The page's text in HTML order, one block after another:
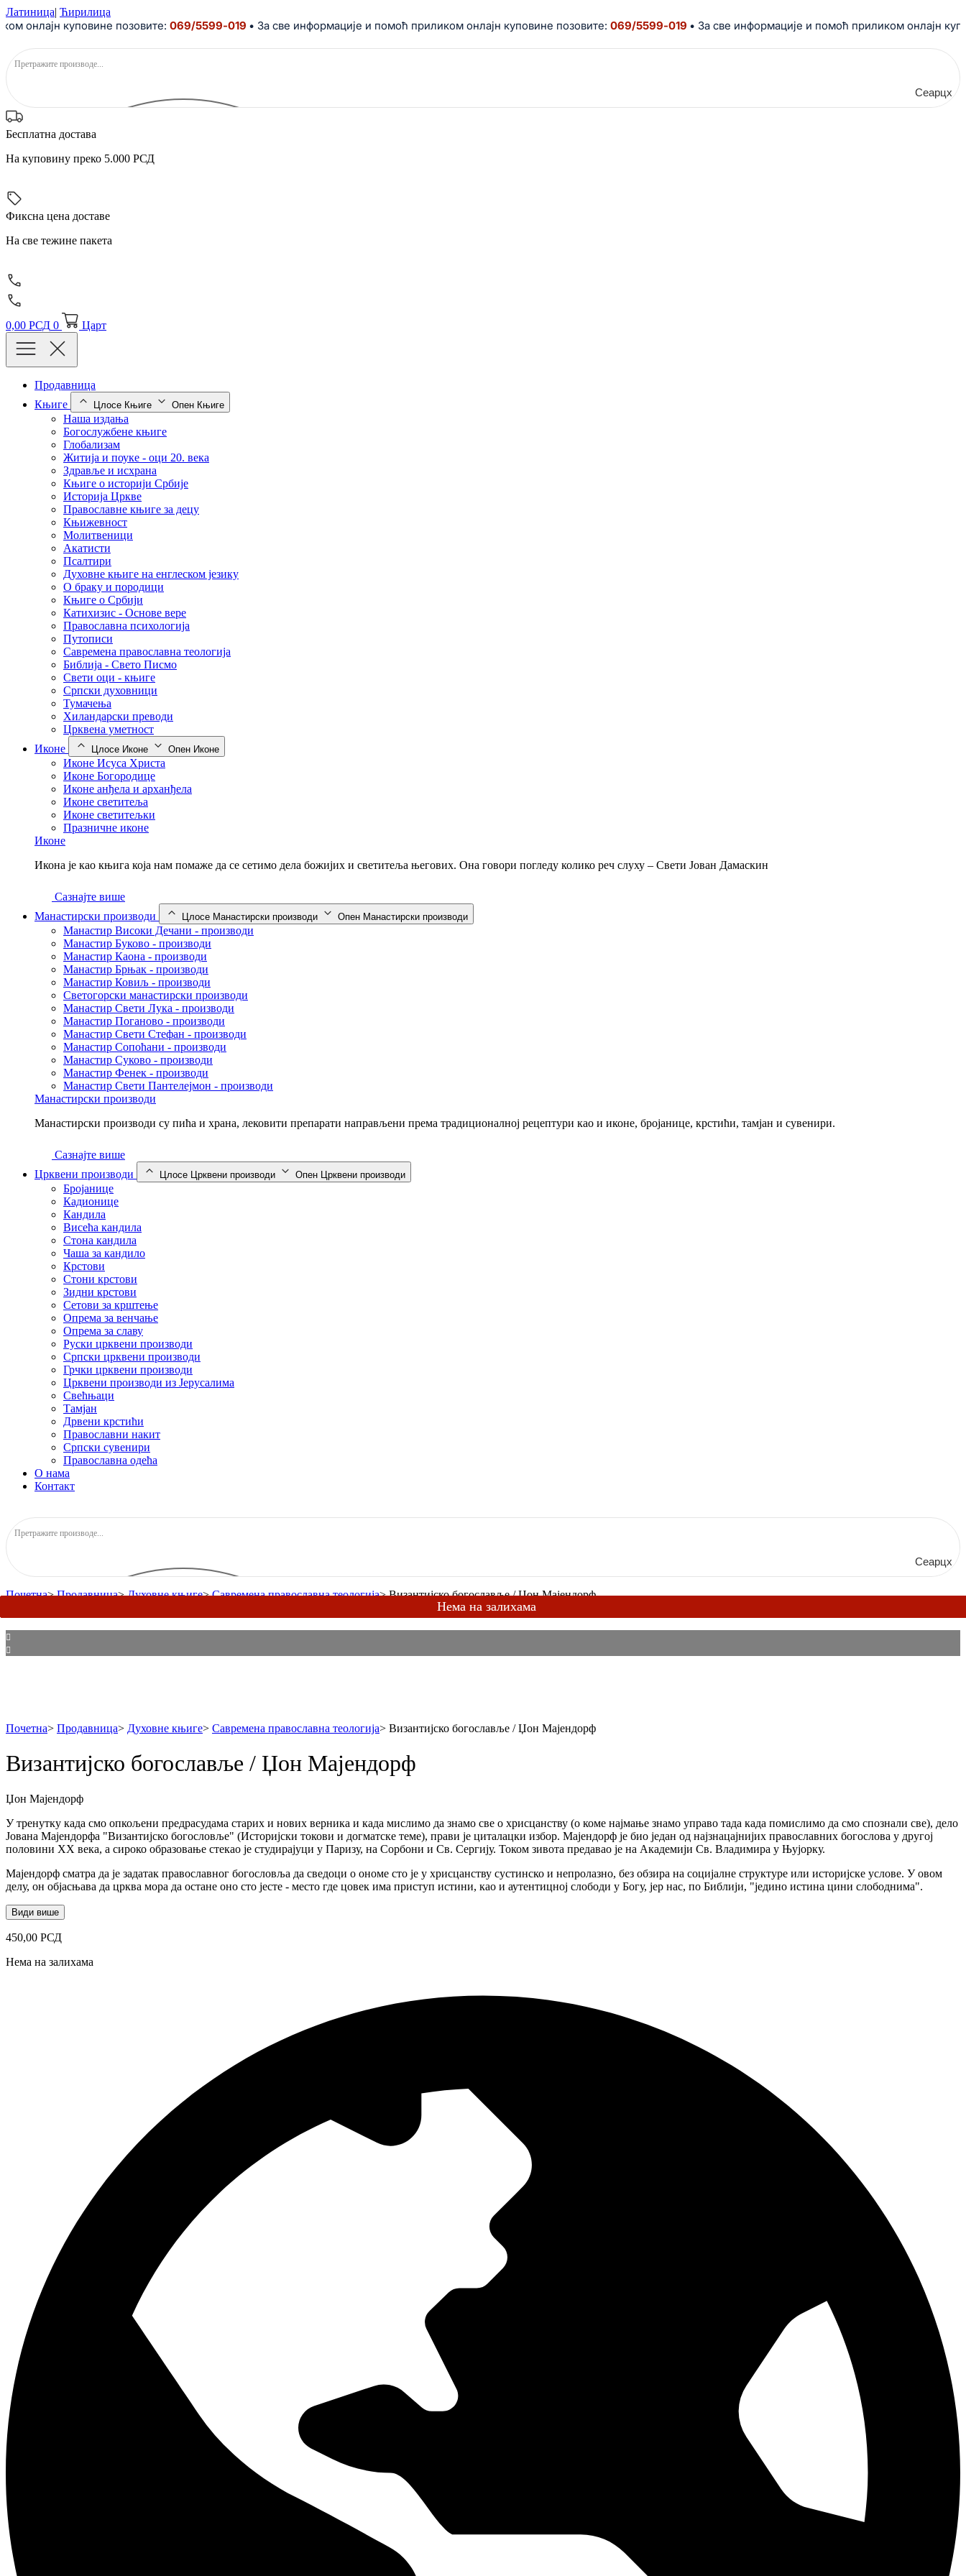
Скочите
на
Латиница| Ћирилица
куповине позовите:069/5599-019• За све информације и помоћ приликом онлајн куповине позовите:069/5599-019• За све информације и помоћ приликом онлајн
Сеарцх
Бесплатна достава
На куповину преко 5.000 РСД
Фиксна цена доставе
На све тежине пакета
0,00 РСД 0 Царт
Продавница
Књиге
Цлосе Књиге Опен Књиге
Наша издања
Богослужбене књиге
Глобализам
Житија и поуке - оци 20. века
Здравље и исхрана
Књиге о историји Србије
Историја Цркве
Православне књиге за децу
Књижевност
Молитвеници
Акатисти
Псалтири
Духовне књиге на енглеском језику
О браку и породици
Књиге о Србији
Катихизис - Основе вере
Православна психологија
Путописи
Савремена православна теологија
Библија - Свето Писмо
Свети оци - књиге
Српски духовници
Тумачења
Хиландарски преводи
Црквена уметност
Иконе
Цлосе Иконе Опен Иконе
Иконе Исуса Христа
Иконе Богородице
Иконе анђела и арханђела
Иконе светитеља
Иконе светитељки
Празничне иконе
Иконе
Икона је као књига која нам помаже да се сетимо дела божијих и светитеља његових. Она говори погледу колико реч слуху – Свети Јован Дамаскин
Сазнајте више
Манастирски производи
Цлосе Манастирски производи Опен Манастирски производи
Манастир Високи Дечани - производи
Манастир Буково - производи
Манастир Каона - производи
Манастир Брњак - производи
Манастир Ковиљ - производи
Светогорски манастирски производи
Манастир Свети Лука - производи
Манастир Поганово - производи
Манастир Свети Стефан - производи
Манастир Сопоћани - производи
Манастир Суково - производи
Манастир Фенек - производи
Манастир Свети Пантелејмон - производи
Манастирски производи
Манастирски производи су пића и храна, лековити препарати направљени према традиционалној рецептури као и иконе, бројанице, крстићи, тамјан и сувенири.
Сазнајте више
Црквени производи
Цлосе Црквени производи Опен Црквени производи
Бројанице
Кадионице
Кандила
Висећа кандила
Стона кандила
Чаша за кандило
Крстови
Стони крстови
Зидни крстови
Сетови за крштење
Опрема за венчање
Опрема за славу
Руски црквени производи
Српски црквени производи
Грчки црквени производи
Црквени производи из Јерусалима
Свећњаци
Тамјан
Дрвени крстићи
Православни накит
Српски сувенири
Православна одећа
О нама
Контакт
Сеарцх
Почетна>Продавница>Духовне књиге>Савремена православна теологија>Византијско богославље / Џон Мајендорф
Почетна> Продавница> Духовне књиге> Савремена православна теологија> Византијско богославље / Џон Мајендорф
Византијско богославље / Џон Мајендорф
Џон Мајендорф
У тренутку када смо опкољени предрасудама старих и нових верника и када мислимо да знамо све о хрисцанству (о коме најмање знамо управо тада када помислимо да смо спознали све), дело
Јована Мајендорфа "Византијско богословље" (Историјски токови и догматске теме), прави је циталацки избор. Мајендорф је био један од најзнацајнијих православних богослова у другој
половини XX века, а сироко образовање стекао је студирајуци у Паризу, на Сорбони и Св. Сергију. Током зивота предавао је на Академији Св. Владимира у Њујорку.
Мајендорф сматра да је задатак православног богословља да сведоци о ономе сто је у хрисцанству сустинско и непролазно, без обзира на социјалне структуре или историјске услове. У овом
делу, он објасњава да црква мора да остане оно сто јесте - место где цовек има приступ истини, као и аутентицној слободи у Богу, јер нас, по Библији, "једино истина цини слободнима".
Види више
450,00 РСД
Нема на залихама